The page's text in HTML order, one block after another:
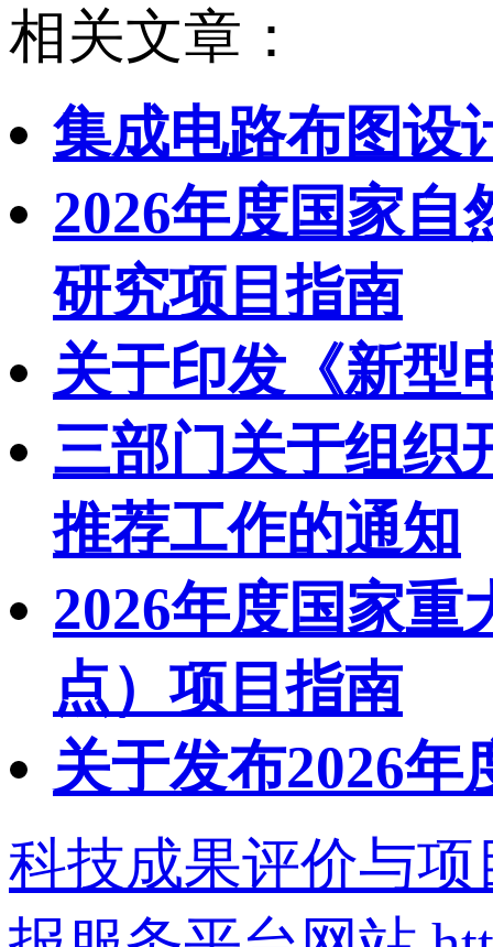
相关文章：
集成电路布图设
2026年度国家
研究项目指南
关于印发《新型
三部门关于组织
推荐工作的通知
2026年度国家
点）项目指南
关于发布2026
科技成果评价与